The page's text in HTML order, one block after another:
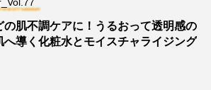
の肌不調ケアに！うるおって透明感の
へ導く化粧水とモイスチャライジング